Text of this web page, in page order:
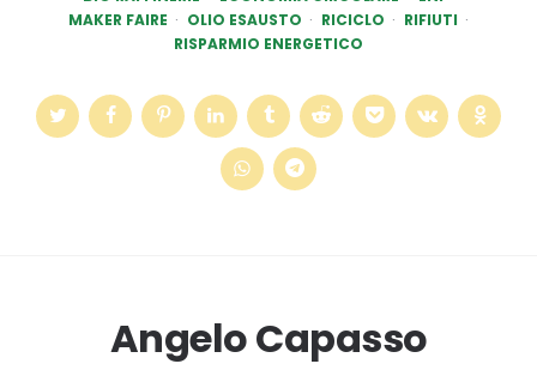
MAKER FAIRE
OLIO ESAUSTO RICICLO
RIFIUTI
RISPARMIO ENERGETICO
Angelo Capasso